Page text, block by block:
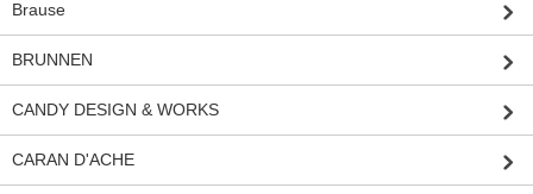
Brause
BRUNNEN
CANDY DESIGN & WORKS
CARAN D'ACHE